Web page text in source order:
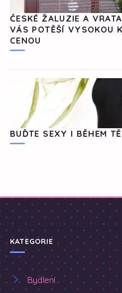
ČESKÉ ŽALUZIE A
VÁS POTĚŠÍ VYSOKOU
CENOU
BUĎTE SEXY I BĚHEM
KATEGORIE
Bydlení